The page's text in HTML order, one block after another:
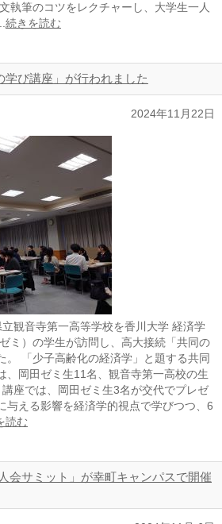
執筆のコツをレクチャーし、大学生一人
続きを読む
学び講座」が行われました
2024年11月22日
観音寺第一高等学校を香川大学 経済学
ミ）の学生が訪問し、高大接続「共同の
。 「少子高齢化の経済学」と題する共同
、岡田ゼミ生11名、観音寺第一高校の生
座では、岡田ゼミ生3名が交代でプレゼ
与える影響を経済学的視点で学びつつ、6
読む
会サミット」が幸町キャンパスで開催